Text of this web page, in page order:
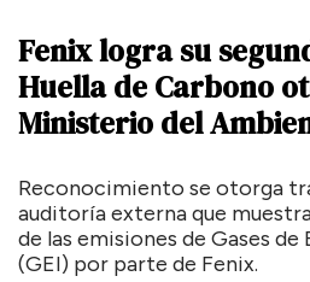
Fenixlogra su
Huella de Carbono
Ministerio del
Reconocimiento se otorga
auditoría externa que
de las emisiones de Gases
(GEI) por parte de Fenix.